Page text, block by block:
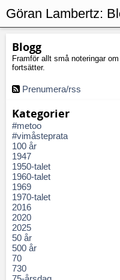
Blogg
Framför allt små noteringar
fortsätter.
Prenumera/rss
Kategorier
#metoo
#vimåsteprata
100 år
1947
1950-talet
1960-talet
1969
1970-talet
2016
2020
2025
50 år
500 år
70
730
Göran Lambertz: